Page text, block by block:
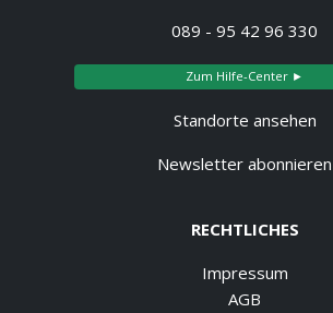
089 - 95 42 96 330
Zum Hilfe-Center ►
Standorte ansehen
Newsletter abonnieren
RECHTLICHES
Impressum
AGB